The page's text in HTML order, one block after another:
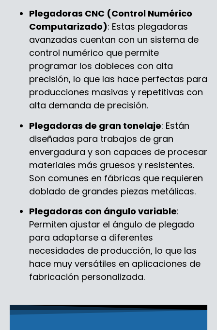
Plegadoras CNC (Control Numérico
Computarizado): Estas plegadoras
avanzadas cuentan con un sistema de
control numérico que permite
programar los dobleces con alta
precisión, lo que las hace perfectas para
producciones masivas y repetitivas con
alta demanda de precisión.
Plegadoras de gran tonelaje: Están
diseñadas para trabajos de gran
envergadura y son capaces de procesar
materiales más gruesos y resistentes.
Son comunes en fábricas que requieren
doblado de grandes piezas metálicas.
Plegadoras con ángulo variable:
Permiten ajustar el ángulo de plegado
para adaptarse a diferentes
necesidades de producción, lo que las
hace muy versátiles en aplicaciones de
fabricación personalizada.